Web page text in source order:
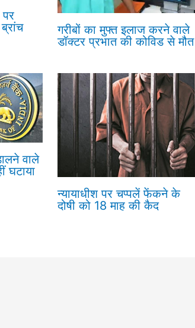
पर
गरीबों का मुफ्त इलाज करने वाले
डॉक्टर प्रभात की कोविड से मौत
वाले
घटाया
न्यायाधीश पर चप्पलें फेंकने के
दोषी को 18 माह की कैद